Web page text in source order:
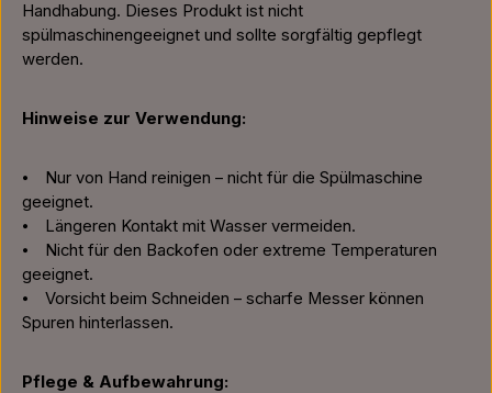
Handhabung. Dieses Produkt ist nicht
spülmaschinengeeignet und sollte sorgfältig gepflegt
werden.
Hinweise zur Verwendung:
⦁ Nur von Hand reinigen – nicht für die Spülmaschine
geeignet.
⦁ Längeren Kontakt mit Wasser vermeiden.
⦁ Nicht für den Backofen oder extreme Temperaturen
geeignet.
⦁ Vorsicht beim Schneiden – scharfe Messer können
Spuren hinterlassen.
Pflege & Aufbewahrung: